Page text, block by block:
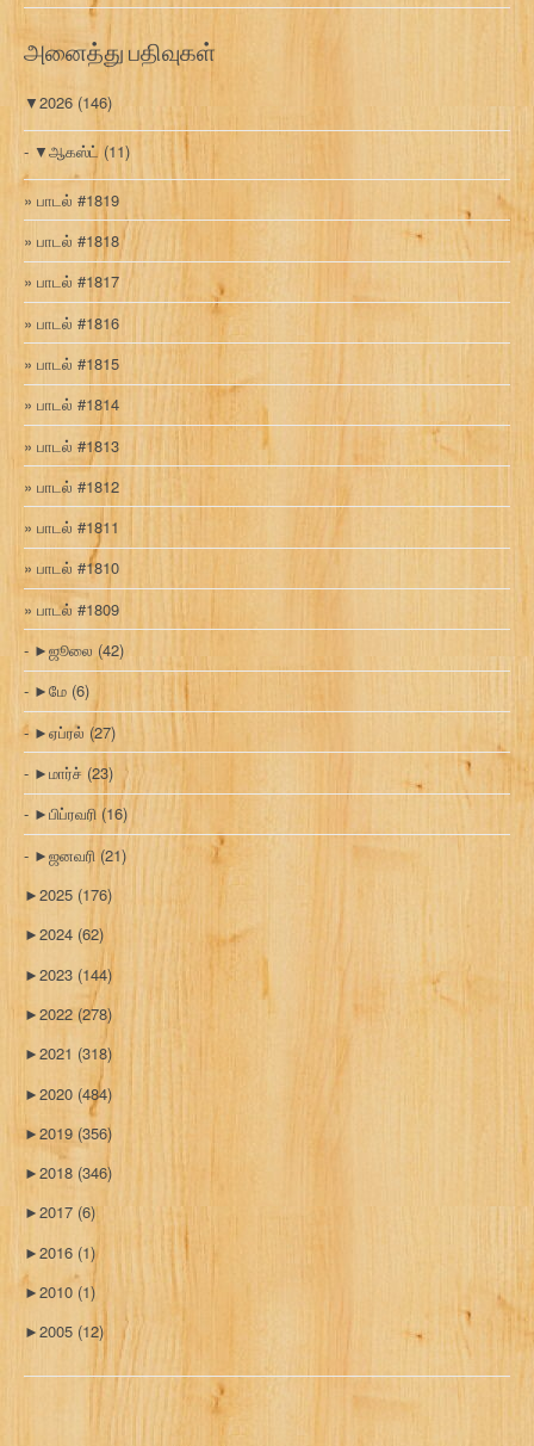
அனைத்து பதிவுகள்
▼2026 (146)
▼ஆகஸ்ட் (11)
பாடல் #1819
பாடல் #1818
பாடல் #1817
பாடல் #1816
பாடல் #1815
பாடல் #1814
பாடல் #1813
பாடல் #1812
பாடல் #1811
பாடல் #1810
பாடல் #1809
►ஜூலை (42)
►மே (6)
►ஏப்ரல் (27)
►மார்ச் (23)
►பிப்ரவரி (16)
►ஜனவரி (21)
►2025 (176)
►2024 (62)
►2023 (144)
►2022 (278)
►2021 (318)
►2020 (484)
►2019 (356)
►2018 (346)
►2017 (6)
►2016 (1)
►2010 (1)
►2005 (12)